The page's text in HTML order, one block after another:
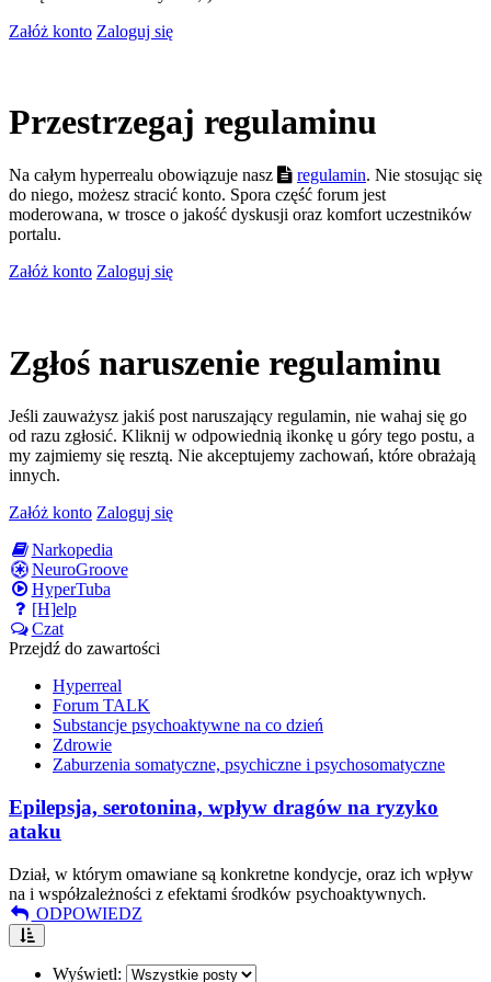
Załóż konto Zaloguj się
Przestrzegaj regulaminu
Na całym hyperrealu obowiązuje nasz regulamin. Nie stosując się
do niego, możesz stracić konto. Spora część forum jest
moderowana, w trosce o jakość dyskusji oraz komfort uczestników
portalu.
Załóż konto Zaloguj się
Zgłoś naruszenie regulaminu
Jeśli zauważysz jakiś post naruszający regulamin, nie wahaj się go
od razu zgłosić. Kliknij w odpowiednią ikonkę u góry tego postu, a
my zajmiemy się resztą. Nie akceptujemy zachowań, które obrażają
innych.
Załóż konto Zaloguj się
Narkopedia
NeuroGroove
HyperTuba
[H]elp
Czat
Przejdź do zawartości
Hyperreal
Forum TALK
Substancje psychoaktywne na co dzień
Zdrowie
Zaburzenia somatyczne, psychiczne i psychosomatyczne
Epilepsja, serotonina, wpływ dragów na ryzyko
ataku
Dział, w którym omawiane są konkretne kondycje, oraz ich wpływ
na i współzależności z efektami środków psychoaktywnych.
ODPOWIEDZ
Wyświetl: